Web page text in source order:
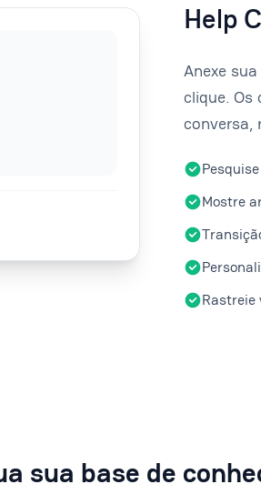
Help
Anexe
clique.
conversa,
Mostre
Rastreie
sua base de